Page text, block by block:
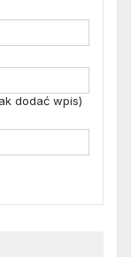
dodać wpis)